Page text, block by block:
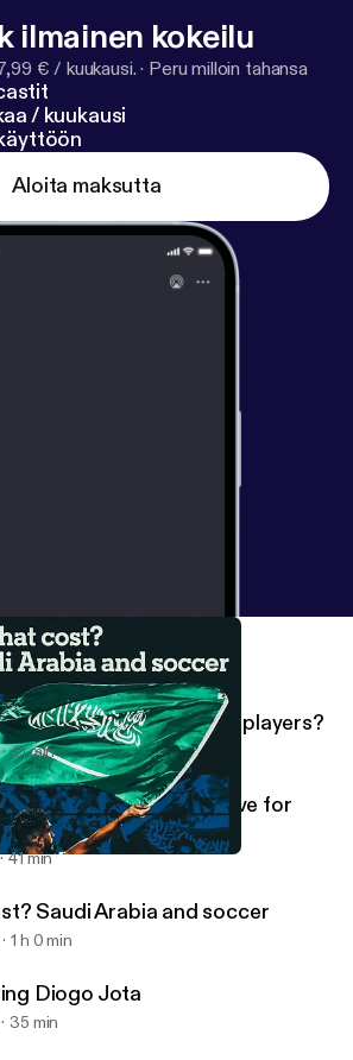
ilmainen kokeilu
€ / kuukausi. · Peru milloin tahansa
/ kuukausi
Aloita maksutta
Saudi Arabia and soccer
United shift unwanted players?
41 min
latest: Arsenal move for
41 min
Saudi Arabia and soccer
1 h 0 min
Diogo Jota
35 min